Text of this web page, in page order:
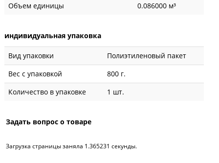
Объем единицы
0.086000 м³
индивидуальная упаковка
Вид упаковки
Полиэтиленовый пакет
Вес с упаковкой
800 г.
Количество в упаковке
1 шт.
Задать вопрос о товаре
Загрузка страницы заняла 1.365231 секунды.